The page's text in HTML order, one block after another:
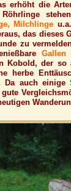
erhöht die
Milchlinge
das dieses
zu
Gallen
Kobold, der
herbe
Da auch einige